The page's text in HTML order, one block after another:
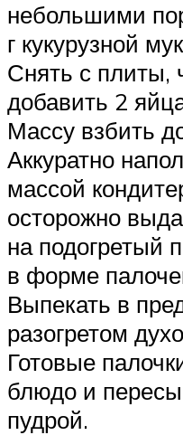
небольшими
г кукурузной
Снять с плиты,
добавить 2
Массу взбить
Аккуратно
массой
осторожно
на подогретый
в форме
Выпекать в
разогретом
Готовые
блюдо и
пудрой.